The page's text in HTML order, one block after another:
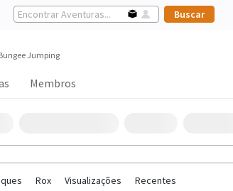
Jumping
Membros
Rox Visualizações Recentes